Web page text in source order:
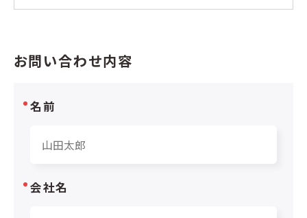
お問い合わせ内容
名前
会社名